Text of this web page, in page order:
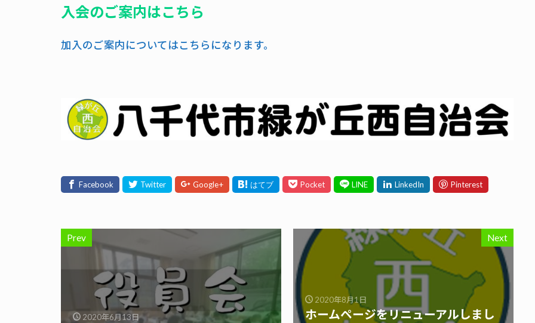
入会のご案内はこちら
加入のご案内についてはこちらになります。
Prev
2020年6月13日
Next
2020年8月1日
ホームページをリニューアルしまし